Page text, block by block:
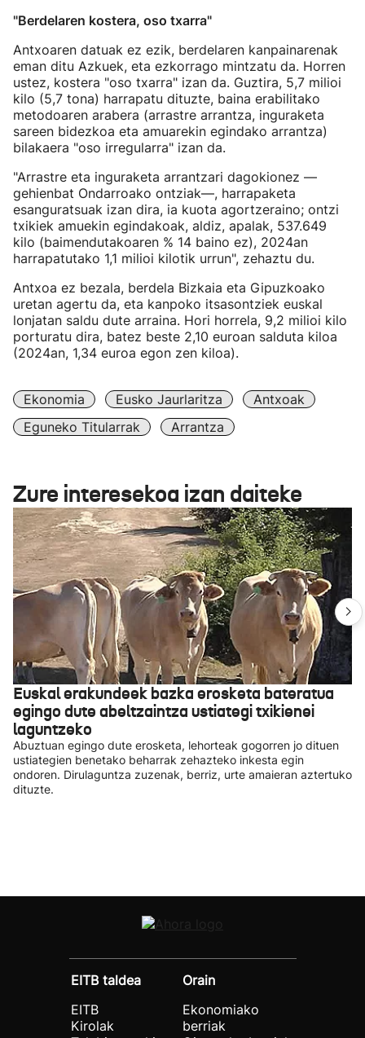
"Berdelaren kostera, oso txarra"
Antxoaren datuak ez ezik, berdelaren kanpainarenak
eman ditu Azkuek, eta ezkorrago mintzatu da. Horren
ustez, kostera "oso txarra" izan da. Guztira, 5,7 milioi
kilo (5,7 tona) harrapatu dituzte, baina erabilitako
metodoaren arabera (arrastre arrantza, inguraketa
sareen bidezkoa eta amuarekin egindako arrantza)
bilakaera "oso irregularra" izan da.
"Arrastre eta inguraketa arrantzari dagokionez —
gehienbat Ondarroako ontziak—, harrapaketa
esanguratsuak izan dira, ia kuota agortzeraino; ontzi
txikiek amuekin egindakoak, aldiz, apalak, 537.649
kilo (baimendutakoaren % 14 baino ez), 2024an
harrapatutako 1,1 milioi kilotik urrun", zehaztu du.
Antxoa ez bezala, berdela Bizkaia eta Gipuzkoako
uretan agertu da, eta kanpoko itsasontziek euskal
lonjatan saldu dute arraina. Hori horrela, 9,2 milioi kilo
porturatu dira, batez beste 2,10 euroan salduta kiloa
(2024an, 1,34 euroa egon zen kiloa).
Ekonomia Eusko Jaurlaritza
Antxoak
Eguneko Titularrak
Arrantza
Zure interesekoa izan daiteke
Euskal erakundeek bazka erosketa bateratua
egingo dute abeltzaintza ustiategi txikienei
laguntzeko
Abuztuan egingo dute erosketa, lehorteak gogorren jo dituen
ustiategien benetako beharrak zehazteko inkesta egin
ondoren. Dirulaguntza zuzenak, berriz, urte amaieran aztertuko
dituzte.
EITB taldea
EITB
Kirolak
Orain
Ekonomiako
berriak